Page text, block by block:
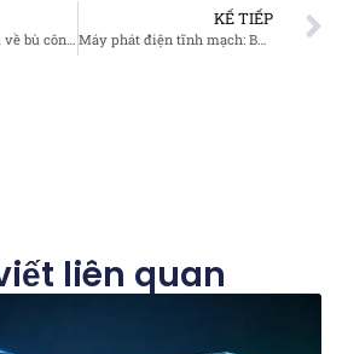
Hướng dẫn đầy đủ về bù công suất phản kháng trong ngành nhà máy thép bằng hệ thống SVG
KẾ TIẾP
Máy phát điện tĩnh mạch: Bù công suất phản kháng thông minh cho khai thác mỏ
liên quan